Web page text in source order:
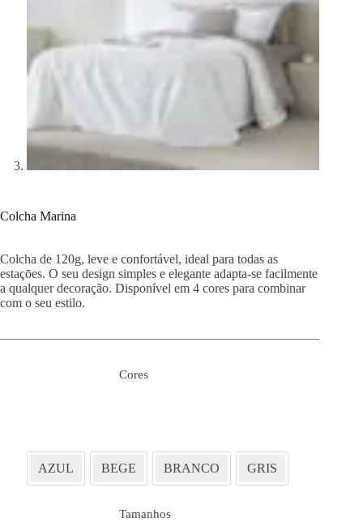
Colcha Marina
Colcha de 120g, leve e confortável, ideal para todas as
estaçōes. O seu design simples e elegante adapta-se facilmente
a qualquer decoração. Disponível em 4 cores para combinar
com o seu estilo.
Cores
AZUL BEGE BRANCO GRIS
Tamanhos